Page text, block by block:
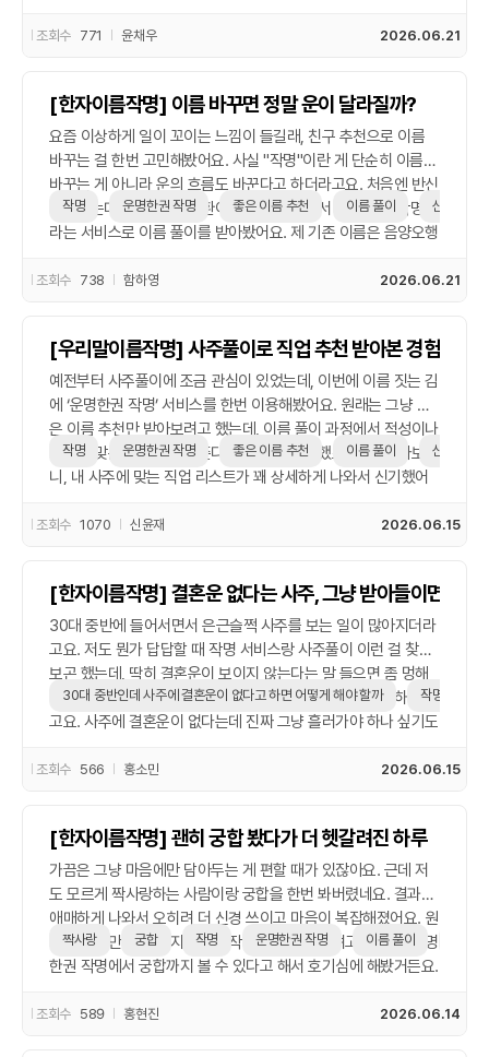
달라진다길래 좀 더 집중해서 봤는데, 요즘 내 흐름이 나쁘지 않
했어요. 특히 평소 소심한 스타일이라, ‘지금은 밀어붙여도 될
때’라는 말 한마디에 은근 용기가 생기더라고요. 재미 반 참고 반
으로 본 거지만, 내 이름이 가진 에너지나 흐름 보는 것도 나름 괜
찮았어요. 좋은 이름 추천도 해주는 옵션이 있던데, 작명 쪽으로
관심 있던 사람은 그것도 한 번쯤 봐도 좋을 듯!
조회수 771 윤채우 2026.06.21
[한자이름작명] 이름 바꾸면 정말 운이 달라질까?
요즘 이상하게 일이 꼬이는 느낌이 들길래, 친구 추천으로 이름
바꾸는 걸 한번 고민해봤어요. 사실 "작명"이란 게 단순히 이름만
바꾸는 게 아니라 운의 흐름도 바꾼다고 하더라고요. 처음엔 반신
반의했는데, 그냥 기분 전환이라도 될까 싶어서 ‘운명한권 작명’이
라는 서비스로 이름 풀이를 받아봤어요. 제 기존 이름은 음양오행
좋은 이름 추천을 받아봤는데, 생각보다 이름 후보들이 꽤 마음에
는 건 아니지만, 이상하게 마음이 좀 단단해졌달까. 중요한 면접
에서 자신감 있게 대답할 수 있었고, 작은 일에도 덜 휘둘리게 됐
어요. 누군가는 ‘기분 탓’이라 할 수도 있겠지만, 저한텐 그게 꽤
의미 있었어요. 만약 지금 뭔가 잘 안 풀린다거나 새로운 시작을
준비하는 분이 있다면, 이름 바꾸는 것도 한번쯤 고민해볼 만한
선택 같아요. 특히 신생아 작명처럼 인생 시작점에서는 더더욱 중
가고 있어요.
작명 운명한권 작명 좋은 이름 추천 이름 풀이 신생아 작
조회수 738 함하영 2026.06.21
[우리말이름작명] 사주풀이로 직업 추천 받아본 경험
예전부터 사주풀이에 조금 관심이 있었는데, 이번에 이름 짓는 김
에 ‘운명한권 작명’ 서비스를 한번 이용해봤어요. 원래는 그냥 좋
은 이름 추천만 받아보려고 했는데, 이름 풀이 과정에서 적성이나
성향에 맞는 직업도 알려준다고 해서 좀 기대했죠. 막상 받아보
니, 내 사주에 맞는 직업 리스트가 꽤 상세하게 나와서 신기했어
분야가 포함되어 있어서 괜히 더 끌리더라고요. 물론 ‘신생아 작
건 아니겠지만, 이름이랑 함께 내 성향을 다시 한번 돌아볼 수 있
어서 색다른 경험이었어요. 광고처럼 막 엄청난 건 아니지만, 가
볍게 참고해보기엔 나쁘지 않은 것 같아요. 저처럼 이름 고민하거
나, 새로운 방향이 궁금할 때 한 번쯤 해보는 것도 괜찮은 듯!
작명 운명한권 작명 좋은 이름 추천 이름 풀이 신생아 작
조회수 1070 신윤재 2026.06.15
[한자이름작명] 결혼운 없다는 사주, 그냥 받아들이면 될까
30대 중반에 들어서면서 은근슬쩍 사주를 보는 일이 많아지더라
고요. 저도 뭔가 답답할 때 작명 서비스랑 사주풀이 이런 걸 찾아
보곤 했는데, 딱히 결혼운이 보이지 않는다는 말 들으면 좀 멍해
져요. 막상 주변에서는 결혼한 친구들도 많아서 괜히 비교하게 되
고요. 사주에 결혼운이 없다는데 진짜 그냥 흘러가야 하나 싶기도
어요. 물론 이름 바꾼다고 운명이 확 바뀌진 않겠지만, 괜히 좋은
됐습니다. 근데 확실히 신생아 작명이나 개명 고민하는 분들 보
면, 다들 뭔가 더 좋은 기운을 기대하더라고요. 나도 어쩌면 그런
심정이었던 것 같아요. 결과적으로는 결혼운이 없다고 너무 낙담
하기보다는, 그냥 나한테 맞는 시기가 따로 있는 거라 생각하기로
했어요. 결국 사주도 참고만 하고, 내 생활에 집중하는 게 제일 속
편한 것 같아요. 혹시 저처럼 30대 중반인데 사주에 결혼운 없다
르고, 진짜 중요한 건 결국 내 마음이더라고요.
30대 중반인데 사주에 결혼운이 없다고 하면 어떻게 해야 할까 작명
조회수 566 홍소민 2026.06.15
[한자이름작명] 괜히 궁합 봤다가 더 헷갈려진 하루
가끔은 그냥 마음에만 담아두는 게 편할 때가 있잖아요. 근데 저
도 모르게 짝사랑하는 사람이랑 궁합을 한번 봐버렸네요. 결과가
애매하게 나와서 오히려 더 신경 쓰이고 마음이 복잡해졌어요. 원
래는 이름만 예쁘게 지어주는 작명 서비스만 보려고 했는데, 운명
한권 작명에서 궁합까지 볼 수 있다고 해서 호기심에 해봤거든요.
추천’이나 받아볼 걸 싶더라고요. 궁합이 완전 좋다거나 나쁘다거
짝사랑 궁합 작명 운명한권 작명 이름 풀이
조회수 589 홍현진 2026.06.14